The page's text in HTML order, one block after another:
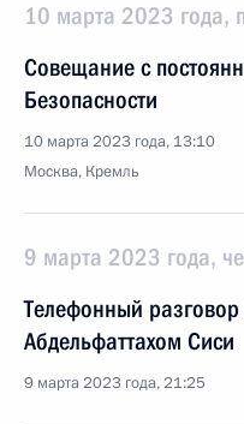
10 марта 2023 года,
Совещание с
Безопасности
10 марта 2023 года, 13:10
Москва, Кремль
9 марта 2023 года,
Телефонный
Абдельфаттахом Сиси
9 марта 2023 года, 21:25